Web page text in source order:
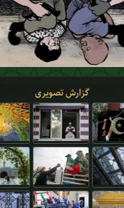
گزارش تصویری